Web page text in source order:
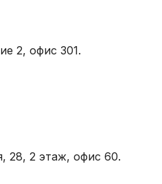
2, офис 301.
28, 2 этаж, офис 60.